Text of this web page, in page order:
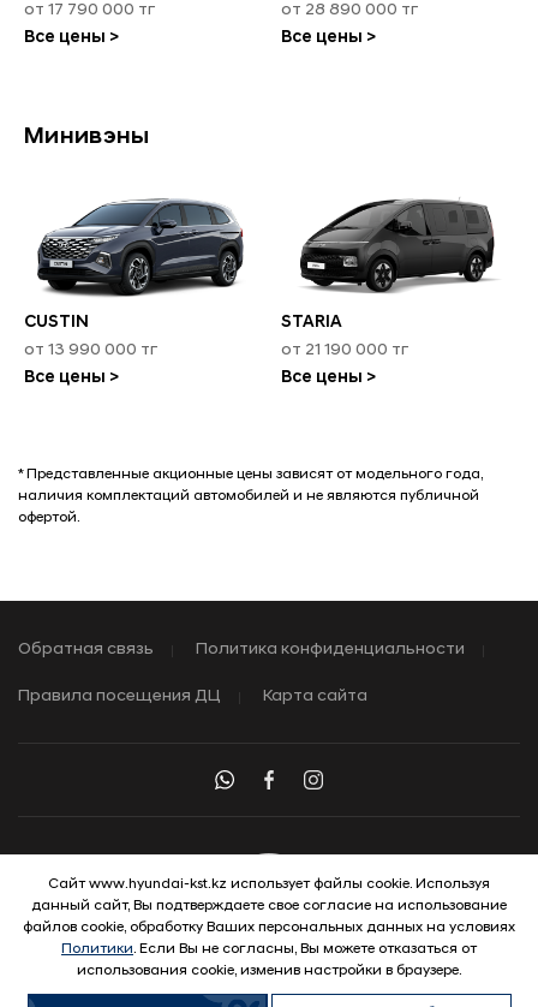
от 17 790 000 тг
Все цены >
от 28 890 000 тг
Все цены >
Минивэны
CUSTIN
от 13 990 000 тг
Все цены >
STARIA
от 21 190 000 тг
Все цены >
* Представленные акционные цены зависят от модельного года,
наличия комплектаций автомобилей и не являются публичной
офертой.
Обратная связь Политика конфиденциальности
Правила посещения ДЦ Карта сайта
© 2026 Hyundai Motor Company
Сайт www.hyundai-kst.kz использует файлы cookie. Используя
данный сайт, Вы подтверждаете свое согласие на использование
файлов cookie, обработку Ваших персональных данных на условиях
Политики. Если Вы не согласны, Вы можете отказаться от
использования cookie, изменив настройки в браузере.